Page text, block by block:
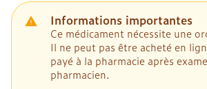
Informations importantes
Ce médicament nécessite une
Il ne peut pas être acheté en
payé à la pharmacie après
pharmacien.